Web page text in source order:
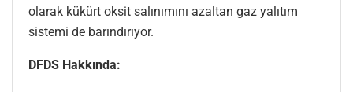
olarak kükürt oksit salınımını azaltan gaz yalıtım
sistemi de barındırıyor.
DFDS Hakkında: